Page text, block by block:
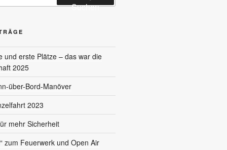
Suchen
und erste Plätze – das war die
2025
über-Bord-Manöver
2023
mehr Sicherheit
zum Feuerwerk und Open Air